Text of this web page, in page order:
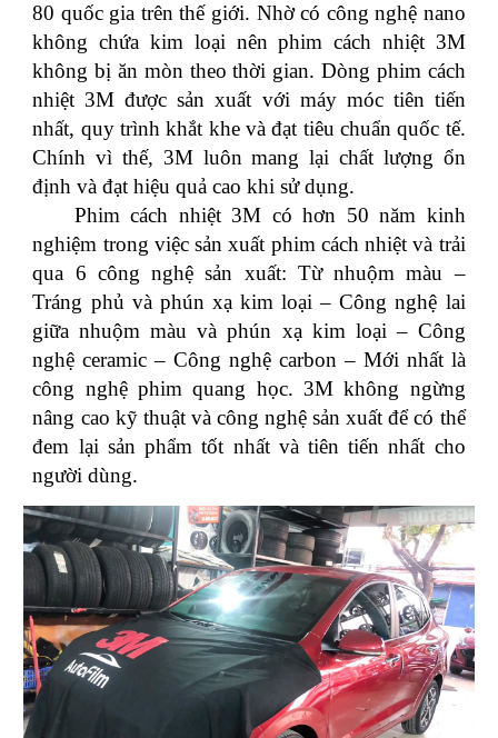
80 quốc gia trên thế giới. Nhờ có công nghệ nano
không chứa kim loại nên phim cách nhiệt 3M
không bị ăn mòn theo thời gian. Dòng phim cách
nhiệt 3M được sản xuất với máy móc tiên tiến
nhất, quy trình khắt khe và đạt tiêu chuẩn quốc tế.
Chính vì thế, 3M luôn mang lại chất lượng ổn
định và đạt hiệu quả cao khi sử dụng.
Phim cách nhiệt 3M có hơn 50 năm kinh
nghiệm trong việc sản xuất phim cách nhiệt và trải
qua 6 công nghệ sản xuất: Từ nhuộm màu –
Tráng phủ và phún xạ kim loại – Công nghệ lai
giữa nhuộm màu và phún xạ kim loại – Công
nghệ ceramic – Công nghệ carbon – Mới nhất là
công nghệ phim quang học. 3M không ngừng
nâng cao kỹ thuật và công nghệ sản xuất để có thể
đem lại sản phẩm tốt nhất và tiên tiến nhất cho
người dùng.